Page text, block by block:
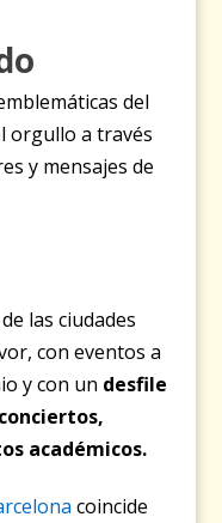
del
orgullo a través
y mensajes de
las ciudades
con eventos a
y con un desfile
académicos.
coincide